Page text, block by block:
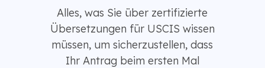
Alles, was Sie über zertifizierte
Übersetzungen für USCIS wissen
müssen, um sicherzustellen, dass
Ihr Antrag beim ersten Mal